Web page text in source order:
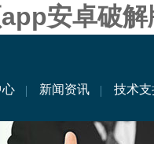
安卓破
心 新闻资讯 技术支